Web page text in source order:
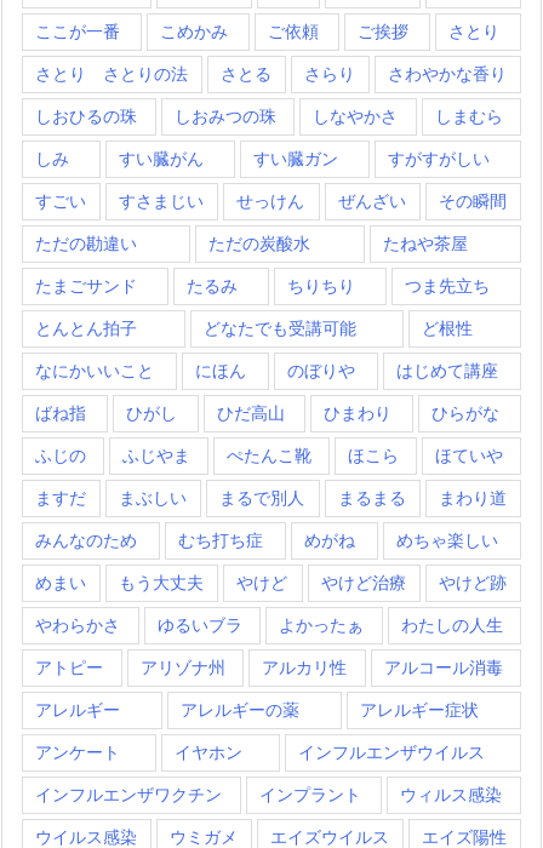
ここが一番 こめかみ ご依頼 ご挨拶 さとり
さとり さとりの法 さとる さらり さわやかな香り
しおひるの珠 しおみつの珠 しなやかさ しまむら
しみ すい臓がん すい臓ガン すがすがしい
すごい すさまじい せっけん ぜんざい その瞬間
ただの勘違い ただの炭酸水 たねや茶屋
たまごサンド たるみ ちりちり つま先立ち
とんとん拍子 どなたでも受講可能 ど根性
なにかいいこと にほん のぼりや はじめて講座
ばね指 ひがし ひだ高山 ひまわり ひらがな
ふじの ふじやま ぺたんこ靴 ほこら ほていや
ますだ まぶしい まるで別人 まるまる まわり道
みんなのため むち打ち症 めがね めちゃ楽しい
めまい もう大丈夫 やけど やけど治療 やけど跡
やわらかさ ゆるいブラ よかったぁ わたしの人生
アトピー アリゾナ州 アルカリ性 アルコール消毒
アレルギー アレルギーの薬 アレルギー症状
アンケート イヤホン インフルエンザウイルス
インフルエンザワクチン インプラント ウィルス感染
ウイルス感染 ウミガメ エイズウイルス エイズ陽性